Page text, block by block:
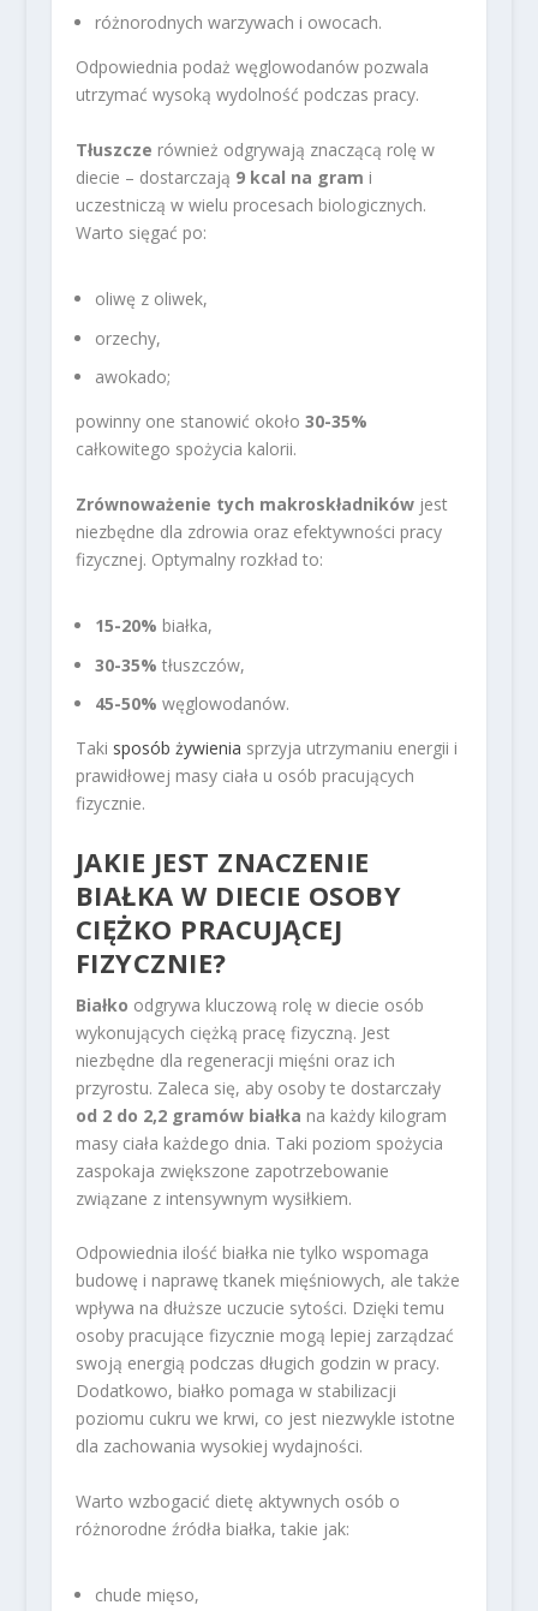
różnorodnych warzywach i owocach.
Odpowiednia podaż węglowodanów pozwala
utrzymać wysoką wydolność podczas pracy.
Tłuszcze również odgrywają znaczącą rolę w
diecie – dostarczają 9 kcal na gram i
uczestniczą w wielu procesach biologicznych.
Warto sięgać po:
oliwę z oliwek,
orzechy,
awokado;
powinny one stanowić około 30-35%
całkowitego spożycia kalorii.
Zrównoważenie tych makroskładnikówjest
niezbędne dla zdrowia oraz efektywności pracy
fizycznej. Optymalny rozkład to:
15-20% białka,
30-35% tłuszczów,
45-50% węglowodanów.
Taki sposób żywienia sprzyja utrzymaniu energii i
prawidłowej masy ciała u osób pracujących
fizycznie.
JAKIE JEST ZNACZENIE
BIAŁKA W DIECIE OSOBY
CIĘŻKO PRACUJĄCEJ
FIZYCZNIE?
Białko odgrywa kluczową rolę w diecie osób
wykonujących ciężką pracę fizyczną. Jest
niezbędne dla regeneracji mięśni oraz ich
przyrostu. Zaleca się, aby osoby te dostarczały
od 2 do 2,2 gramów białka na każdy kilogram
masy ciała każdego dnia. Taki poziom spożycia
zaspokaja zwiększone zapotrzebowanie
związane z intensywnym wysiłkiem.
Odpowiednia ilość białka nie tylko wspomaga
budowę i naprawę tkanek mięśniowych, ale także
wpływa na dłuższe uczucie sytości. Dzięki temu
osoby pracujące fizycznie mogą lepiej zarządzać
swoją energią podczas długich godzin w pracy.
Dodatkowo, białko pomaga w stabilizacji
poziomu cukru we krwi, co jest niezwykle istotne
dla zachowania wysokiej wydajności.
Warto wzbogacić dietę aktywnych osób o
różnorodne źródła białka, takie jak:
chude mięso,